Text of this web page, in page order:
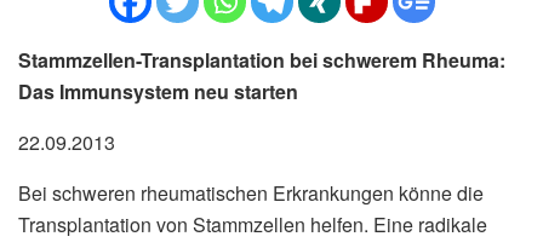
Stammzellen-Transplantation bei schwerem Rheuma:
Das Immunsystem neu starten
22.09.2013
Bei schweren rheumatischen Erkrankungen könne die
Transplantation von Stammzellen helfen. Eine radikale